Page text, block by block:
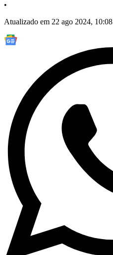
•
Atualizado em 22 ago 2024, 10:08